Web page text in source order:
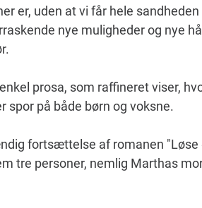
er, uden at vi får hele
nye muligheder og nye
prosa, som raffineret viser,
på både børn og voksne.
fortsættelse af romanen "Løse
tre personer, nemlig Marthas